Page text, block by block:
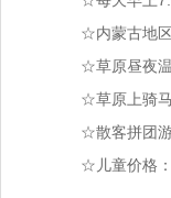
☆内蒙古地
☆草原昼夜
☆草原上骑
☆散客拼团
☆儿童价格